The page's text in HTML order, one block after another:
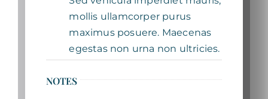
mollis ullamcorper purus
maximus posuere. Maecenas
egestas non urna non ultricies.
NOTES